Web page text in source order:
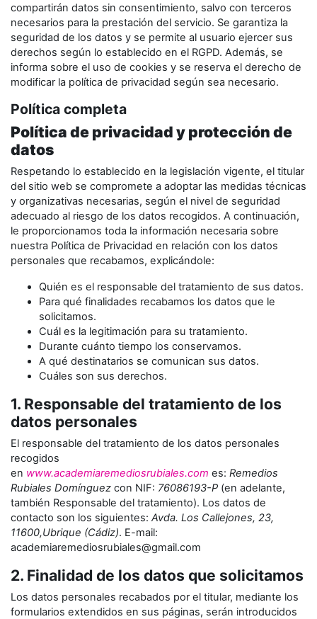
compartirán datos sin consentimiento, salvo con terceros
necesarios para la prestación del servicio. Se garantiza la
seguridad de los datos y se permite al usuario ejercer sus
derechos según lo establecido en el RGPD. Además, se
informa sobre el uso de cookies y se reserva el derecho de
modificar la política de privacidad según sea necesario.
Política completa
Política de privacidad y protección de
datos
Respetando lo establecido en la legislación vigente, el titular
del sitio web se compromete a adoptar las medidas técnicas
y organizativas necesarias, según el nivel de seguridad
adecuado al riesgo de los datos recogidos. A continuación,
le proporcionamos toda la información necesaria sobre
nuestra Política de Privacidad en relación con los datos
personales que recabamos, explicándole:
Quién es el responsable del tratamiento de sus datos.
Para qué finalidades recabamos los datos que le
solicitamos.
Cuál es la legitimación para su tratamiento.
Durante cuánto tiempo los conservamos.
A qué destinatarios se comunican sus datos.
Cuáles son sus derechos.
1. Responsable del tratamiento de los
datos personales
El responsable del tratamiento de los datos personales
recogidos
en www.academiaremediosrubiales.com es: Remedios
Rubiales Domínguez con NIF: 76086193-P (en adelante,
también Responsable del tratamiento). Los datos de
contacto son los siguientes: Avda. Los Callejones, 23,
11600,Ubrique (Cádiz). E-mail:
academiaremediosrubiales@gmail.com
2. Finalidad de los datos que solicitamos
Los datos personales recabados por el titular, mediante los
formularios extendidos en sus páginas, serán introducidos